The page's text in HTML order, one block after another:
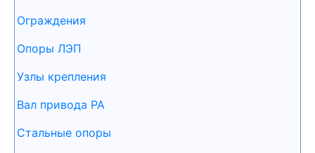
Ограждения
Опоры ЛЭП
Узлы крепления
Вал привода РА
Стальные опоры